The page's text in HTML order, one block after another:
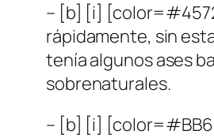
– [b] [i]
rápidamente, sin
tenía algunos ases
sobrenaturales.
– [b] [i]